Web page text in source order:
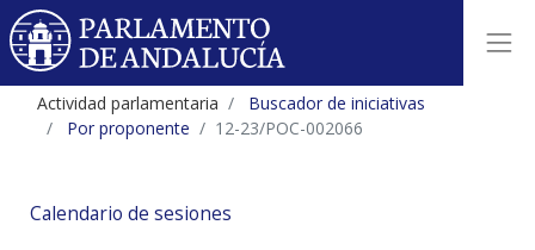
Actividad parlamentaria
Buscador de iniciativas
Por proponente
12-23/POC-002066
Calendario de sesiones